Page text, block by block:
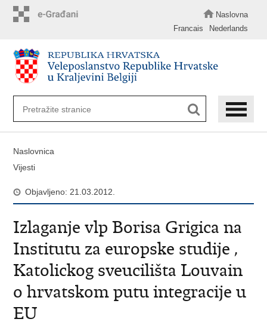
Naslovna
Francais
Nederlands
Naslovnica
Vijesti
Objavljeno: 21.03.2012.
Izlaganje vlp Borisa Grigica na
Institutu za europske studije ,
Katolickog sveucilišta Louvain
o hrvatskom putu integracije u
EU